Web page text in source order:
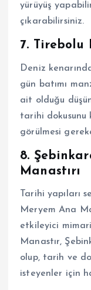
yürüyüş
çıkarabilirsiniz.
7. Tirebolu
Deniz
gün batımı
ait olduğu
tarihi dokusunu
görülmesi
8.
Manastırı
Tarihi yapıları
Meryem Ana
etkileyici
Manastır,
olup, tarih ve
isteyenler için